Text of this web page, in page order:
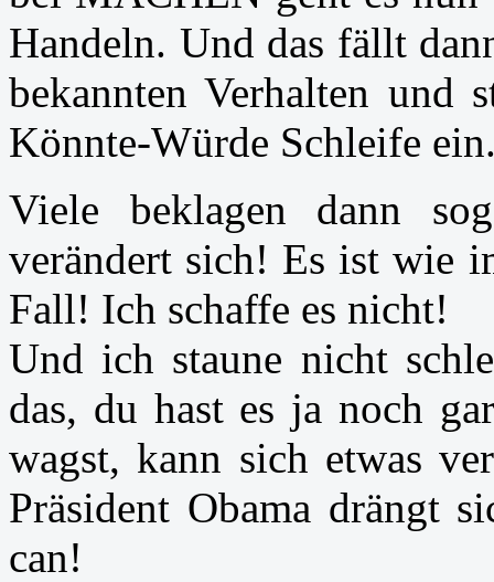
Handeln. Und das fällt
bekannten Verhalten und
Könnte-Würde Schleife
Viele beklagen dann
verändert sich! Es ist wie
Fall! Ich schaffe es nicht!
Und ich staune nicht
das, du hast es ja noch
wagst, kann sich etwas
Präsident Obama drängt
can!